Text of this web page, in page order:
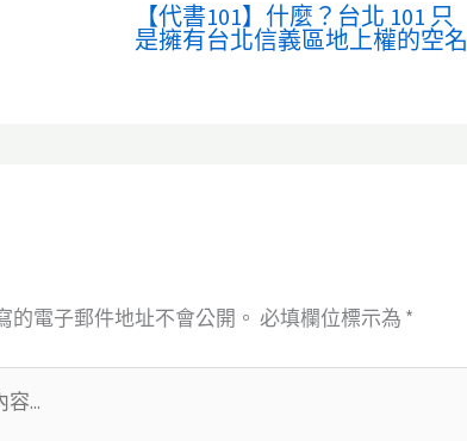
【代書101】什麼？台北 101 只
是擁有台北信義區地上權的空名
的電子郵件地址不會公開。 必填欄位標示為 *